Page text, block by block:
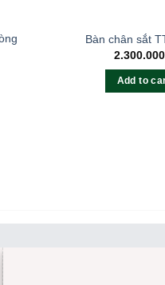
Bàn chân sắt
2.300.000
Add to